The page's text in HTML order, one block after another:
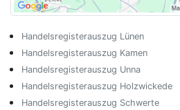
Handelsregisterauszug Lünen
Handelsregisterauszug Kamen
Handelsregisterauszug Unna
Handelsregisterauszug Holzwickede
Handelsregisterauszug Schwerte